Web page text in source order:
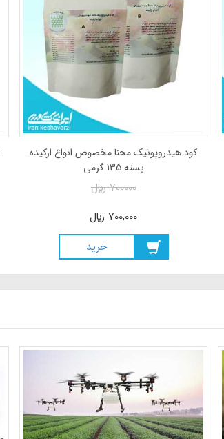
کود هیدروپونیک محنا مخصوص انواع ارکیده
بسته 135 گرمی
700000ريال
700,000ريال
خريد